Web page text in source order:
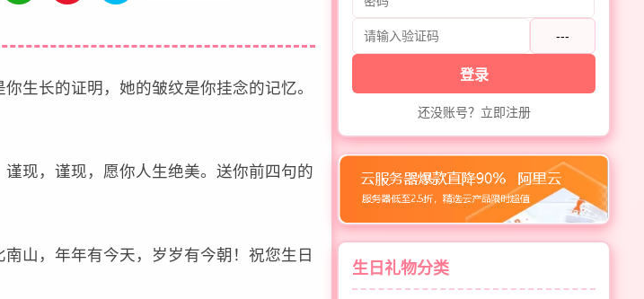
生长的证明，她的皱纹是你挂念的记忆。
现，谨现，愿你人生绝美。送你前四句的
山，年年有今天，岁岁有今朝！祝您生日
---
登录
还没账号？立即注册
生日礼物分类